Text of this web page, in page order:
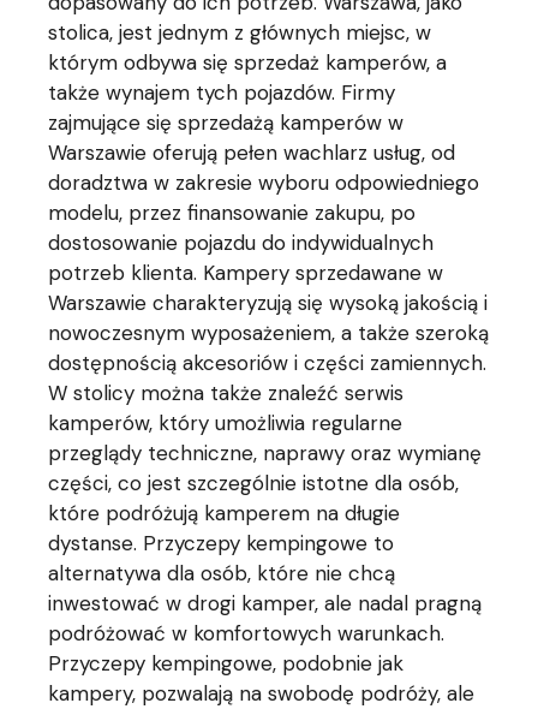
stolica, jest jednym z głównych miejsc, w
którym odbywa się sprzedaż kamperów, a
także wynajem tych pojazdów. Firmy
zajmujące się sprzedażą kamperów w
Warszawie oferują pełen wachlarz usług, od
doradztwa w zakresie wyboru odpowiedniego
modelu, przez finansowanie zakupu, po
dostosowanie pojazdu do indywidualnych
potrzeb klienta. Kampery sprzedawane w
Warszawie charakteryzują się wysoką jakością i
nowoczesnym wyposażeniem, a także szeroką
dostępnością akcesoriów i części zamiennych.
W stolicy można także znaleźć serwis
kamperów, który umożliwia regularne
przeglądy techniczne, naprawy oraz wymianę
części, co jest szczególnie istotne dla osób,
które podróżują kamperem na długie
dystanse. Przyczepy kempingowe to
alternatywa dla osób, które nie chcą
inwestować w drogi kamper, ale nadal pragną
podróżować w komfortowych warunkach.
Przyczepy kempingowe, podobnie jak
kampery, pozwalają na swobodę podróży, ale